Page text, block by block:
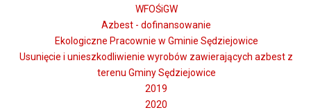
WFOŚiGW
Azbest - dofinansowanie
Ekologiczne Pracownie w Gminie Sędziejowice
Usunięcie i unieszkodliwienie wyrobów zawierających azbest z
terenu Gminy Sędziejowice
2019
2020